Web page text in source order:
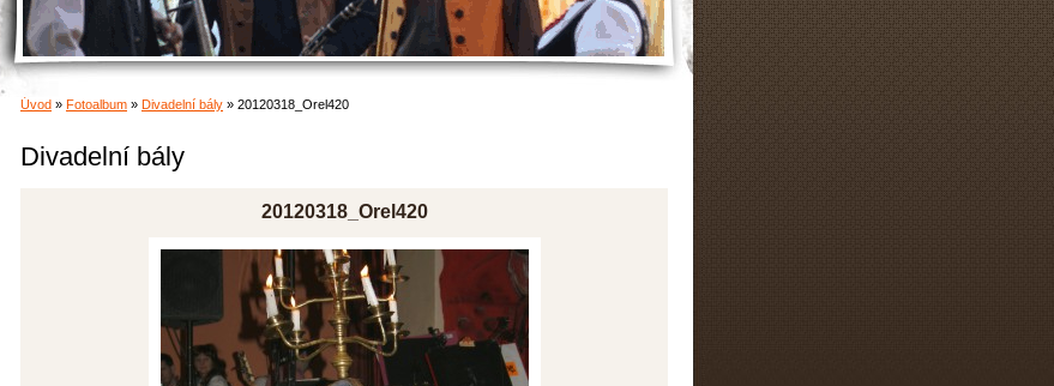
Úvod » Fotoalbum » Divadelní bály » 20120318_Orel420
Divadelní bály
20120318_Orel420